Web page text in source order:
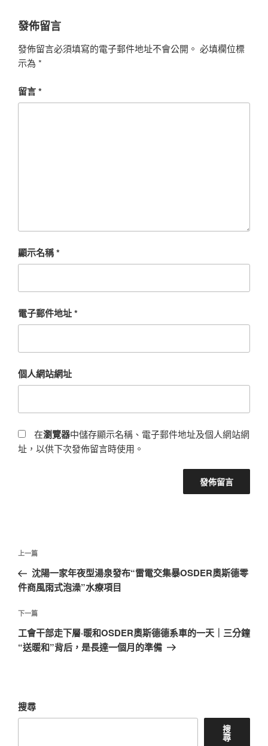
發佈留言
發佈留言必須填寫的電子郵件地址不會公開。 必填欄位標
示為 *
留言*
顯示名稱*
電子郵件地址*
個人網站網址
在瀏覽器中儲存顯示名稱、電子郵件地址及個人網站網
址，以供下次發佈留言時使用。
文
導
覽
上
一
篇
章
上一篇
沈陽一家年夜型湯泉發布“雷電交集暴OSDER奧斯德零
件商風雨式泡澡”水療項目
下
一
篇
下一篇
工會干部走下層·暖和OSDER奧斯德德系車的一天｜三分鐘
“送暖和”背后，是長達一個月的準備
搜尋
搜
尋